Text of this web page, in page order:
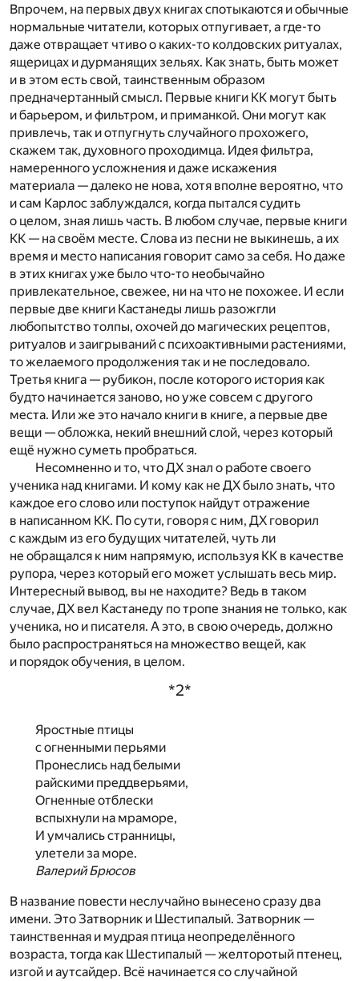
Впрочем, на первых двух книгах спотыкаются и обычные
нормальные читатели, которых отпугивает, а где-то
даже отвращает чтиво о каких-то колдовских ритуалах,
ящерицах и дурманящих зельях. Как знать, быть может
и в этом есть свой, таинственным образом
предначертанный смысл. Первые книги КК могут быть
и барьером, и фильтром, и приманкой. Они могут как
привлечь, так и отпугнуть случайного прохожего,
скажем так, духовного проходимца. Идея фильтра,
намеренного усложнения и даже искажения
материала — далеко не нова, хотя вполне вероятно, что
и сам Карлос заблуждался, когда пытался судить
о целом, зная лишь часть. В любом случае, первые книги
КК — на своём месте. Слова из песни не выкинешь, а их
время и место написания говорит само за себя. Но даже
в этих книгах уже было что-то необычайно
привлекательное, свежее, ни на что не похожее. И если
первые две книги Кастанеды лишь разожгли
любопытство толпы, охочей до магических рецептов,
ритуалов и заигрываний с психоактивными растениями,
то желаемого продолжения так и не последовало.
Третья книга — рубикон, после которого история как
будто начинается заново, но уже совсем с другого
места. Или же это начало книги в книге, а первые две
вещи — обложка, некий внешний слой, через который
ещё нужно суметь пробраться.
Несомненно и то, что ДХ знал о работе своего
ученика над книгами. И кому как не ДХ было знать, что
каждое его слово или поступок найдут отражение
в написанном КК. По сути, говоря с ним, ДХ говорил
с каждым из его будущих читателей, чуть ли
не обращался к ним напрямую, используя КК в качестве
рупора, через который его может услышать весь мир.
Интересный вывод, вы не находите? Ведь в таком
случае, ДХ вел Кастанеду по тропе знания не только, как
ученика, но и писателя. А это, в свою очередь, должно
было распространяться на множество вещей, как
и порядок обучения, в целом.
*2*
Яростные птицы
с огненными перьями
Пронеслись над белыми
райскими преддверьями,
Огненные отблески
вспыхнули на мраморе,
И умчались странницы,
улетели за море.
Валерий Брюсов
В название повести неслучайно вынесено сразу два
имени. Это Затворник и Шестипалый. Затворник —
таинственная и мудрая птица неопределённого
возраста, тогда как Шестипалый — желторотый птенец,
изгой и аутсайдер. Всё начинается со случайной